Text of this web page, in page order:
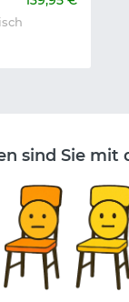
sind Sie mit